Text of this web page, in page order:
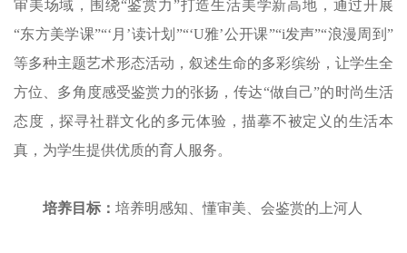
审美场域，围绕“鉴赏力”打造生活美学新高地，通过开展
“东方美学课”“‘月’读计划 ”“‘U雅’公开课”“i发声”“浪漫周到”
等多种主题艺术形态活动，叙述生命的多彩缤纷，让学生全
方位、多角度感受鉴赏力的张扬，传达“做自己”的时尚生活
态度，探寻社群文化的多元体验，描摹不被定义的生活本
真，为学生提供优质的育人服务。
培养目标： 培养明感知、懂审美、会鉴赏的上河人